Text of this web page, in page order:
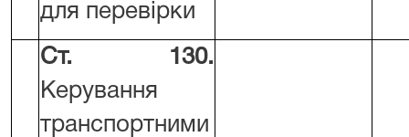
для перевірки
Ст. 130.
Керування
транспортними